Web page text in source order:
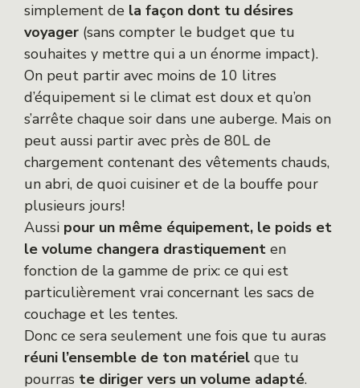
simplement de la façon dont tu désires
voyager (sans compter le budget que tu
souhaites y mettre qui a un énorme impact).
On peut partir avec moins de 10 litres
d’équipement si le climat est doux et qu’on
s’arrête chaque soir dans une auberge. Mais on
peut aussi partir avec près de 80L de
chargement contenant des vêtements chauds,
un abri, de quoi cuisiner et de la bouffe pour
plusieurs jours!
Aussi pour un même équipement, le poids et
le volume changera drastiquement en
fonction de la gamme de prix: ce qui est
particulièrement vrai concernant les sacs de
couchage et les tentes.
Donc ce sera seulement une fois que tu auras
réuni l’ensemble de ton matériel que tu
pourras te diriger vers un volume adapté.